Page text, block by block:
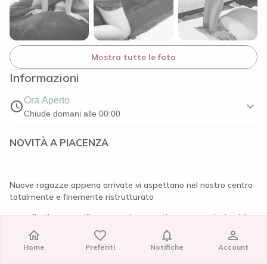
Mostra tutte le foto
Informazioni
Ora Aperto
Chiude domani alle 00:00
NOVITÀ A PIACENZA
Nuove ragazze appena arrivate vi aspettano nel nostro centro
totalmente e finemente ristrutturato
accoglierti con gentilezza per rigenerarti con sensazioni uniche
e guidarti nel rilassante ambiente che abbiamo creato per te,
queste sono le uniche regole che seguiamo per condurti nel
nostro angolo dei desideri.
Home Preferiti Notifiche Account
Home Preferiti Notifiche Account